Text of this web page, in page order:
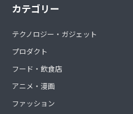
カテゴリー
テクノロジー・ガジェット
プロダクト
フード・飲食店
アニメ・漫画
ファッション